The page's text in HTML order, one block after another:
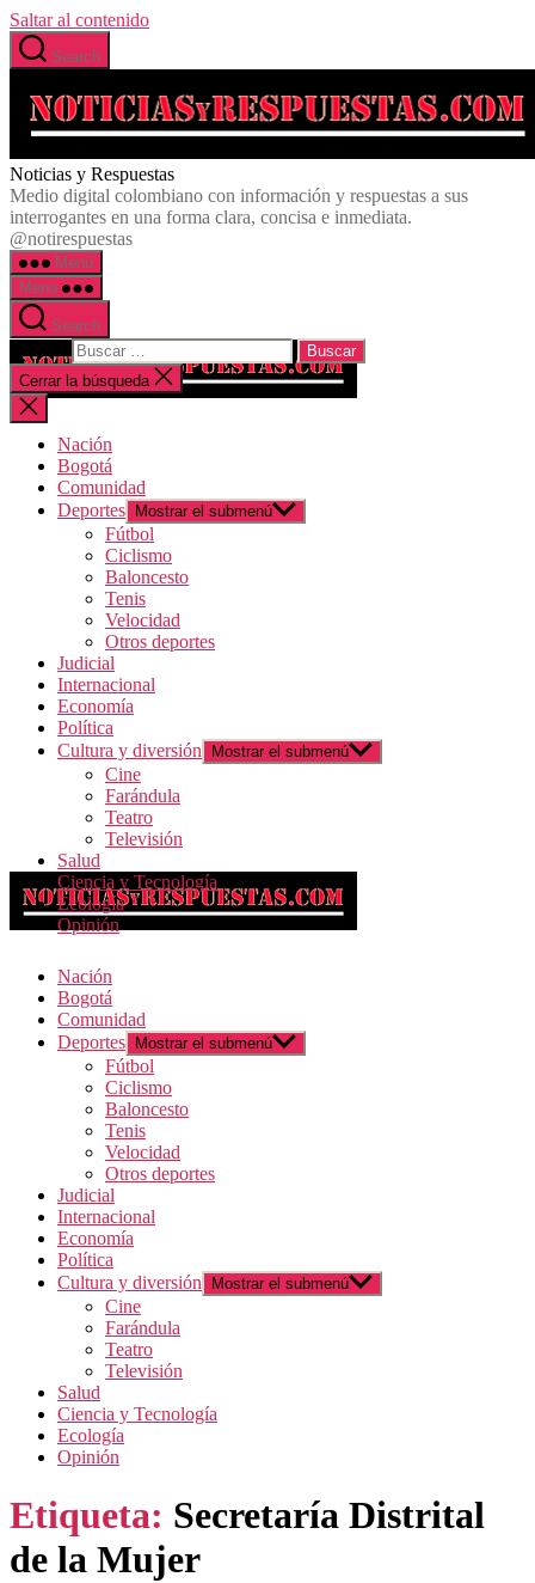
Saltar al contenido
Search
Noticias y Respuestas
Medio digital colombiano con información y respuestas a sus
interrogantes en una forma clara, concisa e inmediata.
@notirespuestas
Menú
Menú
Search
Cerrar la búsqueda
Nación
Bogotá
Comunidad
Deportes
Mostrar el submenú
Fútbol
Ciclismo
Baloncesto
Tenis
Velocidad
Otros deportes
Judicial
Internacional
Economía
Política
Cultura y diversión
Mostrar el submenú
Cine
Farándula
Teatro
Televisión
Salud
Ciencia y Tecnología
Ecología
Opinión
Nación
Bogotá
Comunidad
Deportes
Mostrar el submenú
Fútbol
Ciclismo
Baloncesto
Tenis
Velocidad
Otros deportes
Judicial
Internacional
Economía
Política
Cultura y diversión
Mostrar el submenú
Cine
Farándula
Teatro
Televisión
Salud
Ciencia y Tecnología
Ecología
Opinión
Etiqueta: Secretaría Distrital
de la Mujer